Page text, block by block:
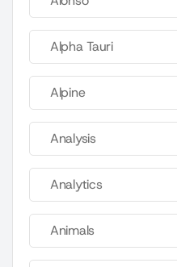
Alpha Tauri
Alpine
Analysis
Analytics
Animals